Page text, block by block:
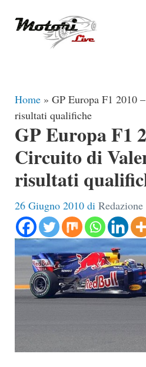
Home » GP Europa F1 2010
risultati qualifiche
GP Europa F1
Circuito di
risultati
26 Giugno 2010 di Redazione